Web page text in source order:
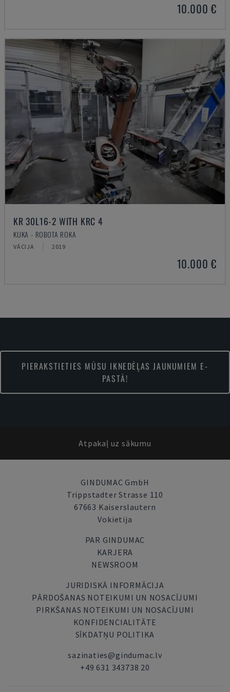
10.000 €
KR 30L16-2 WITH KRC 4
KUKA - ROBOTA ROKA
VĀCIJA 2019
10.000 €
PIERAKSTIETIES MŪSU IKNEDĒĻAS JAUNUMIEM E-
PASTĀ!
Atpakaļ uz sākumu
GINDUMAC GmbH
Trippstadter Strasse 110
67663 Kaiserslautern
Vokietija
PAR GINDUMAC
KARJERA
NEWSROOM
JURIDISKĀ INFORMĀCIJA
PĀRDOŠANAS NOTEIKUMI UN NOSACĪJUMI
PIRKŠANAS NOTEIKUMI UN NOSACĪJUMI
KONFIDENCIALITĀTE
SĪKDATŅU POLITIKA
sazinaties@gindumac.lv
+49 631 343738 20